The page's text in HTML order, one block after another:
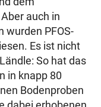
auch in
wurden PFOS-
Es ist nicht
So hat das
in knapp 80
Bodenproben